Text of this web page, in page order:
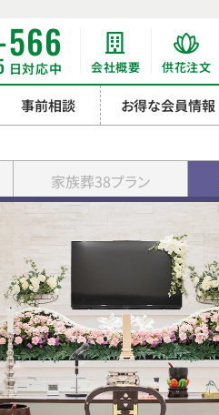
566
日対応中 会社概要 供花注文
事前相談 お得な会員情報
家族葬38プラン